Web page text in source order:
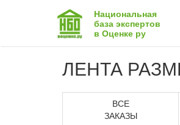
Национальная
база экспертов
в Оценке ру
ЛЕНТА
ВСЕ
ЗАКАЗЫ